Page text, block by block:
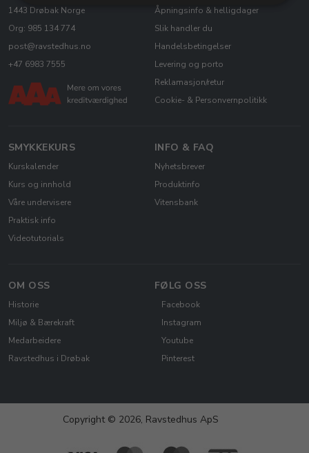
1443 Drøbak Norge
Org: 985 134 774
post@ravstedhus.no
+47 6983 7555
Åpningsinfo & helligdager
Slik handler du
Handelsbetingelser
Levering og porto
Reklamasjon/retur
Cookie- & Personvernpolitikk
SMYKKEKURS
Kurskalender
Kurs og innhold
Våre undervisere
Praktisk info
Videotutorials
INFO & FAQ
Nyhetsbrever
Produktinfo
Vitensbank
OM OSS
Historie
Miljø & Bærekraft
Medarbeidere
Ravstedhus i Drøbak
FØLG OSS
Facebook
Instagram
Youtube
Pinterest
Copyright © 2026, Ravstedhus ApS